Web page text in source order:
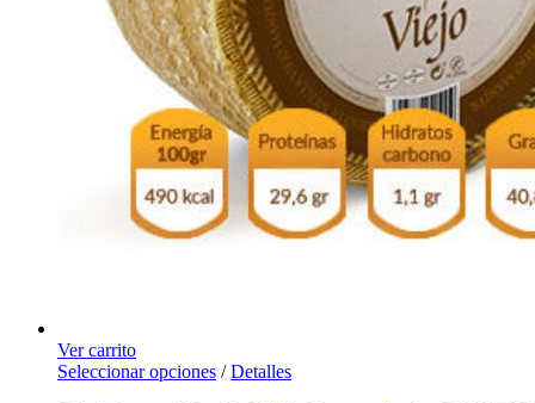
Ver carrito
Seleccionar opciones / Detalles